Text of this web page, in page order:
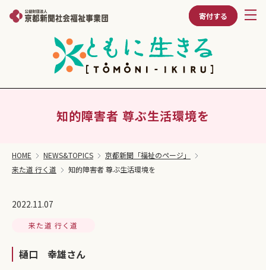
寄付する
知的障害者 尊ぶ生活環境を
HOME NEWS&TOPICS
京都新聞「福祉のページ」
来た道 行く道
知的障害者 尊ぶ生活環境を
2022.11.07
来た道 行く道
樋口 幸雄さん